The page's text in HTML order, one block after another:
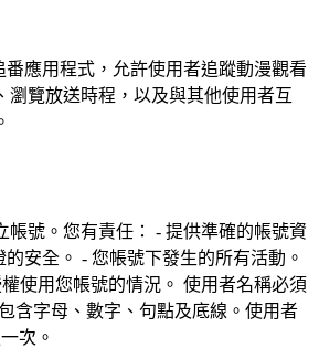
番應用程式，允許使用者追蹤動漫觀看
瀏覽放送時程，以及與其他使用者互
帳號。您有責任： - 提供準確的帳號資
安全。 - 您帳號下發生的所有活動。
使用您帳號的情況。 使用者名稱必須
含字母、數字、句點及底線。使用者
次。